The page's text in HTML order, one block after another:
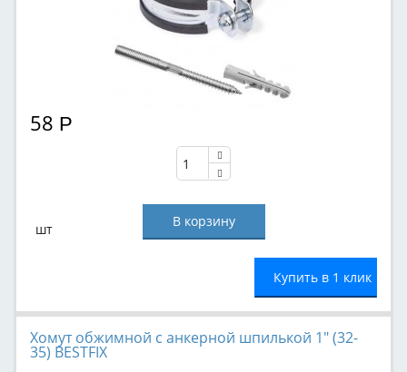
58 Р
шт
Купить в 1 клик
Хомут обжимной с анкерной шпилькой 1" (32-
35) BESTFIX